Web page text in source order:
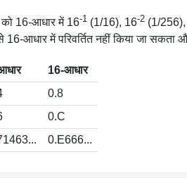
16-आधार में 16-1 (1/16), 16-2 (1/
16-आधार में परिवर्तित नहीं किया जा
16-आधार
0.8
0.C
0.E666...